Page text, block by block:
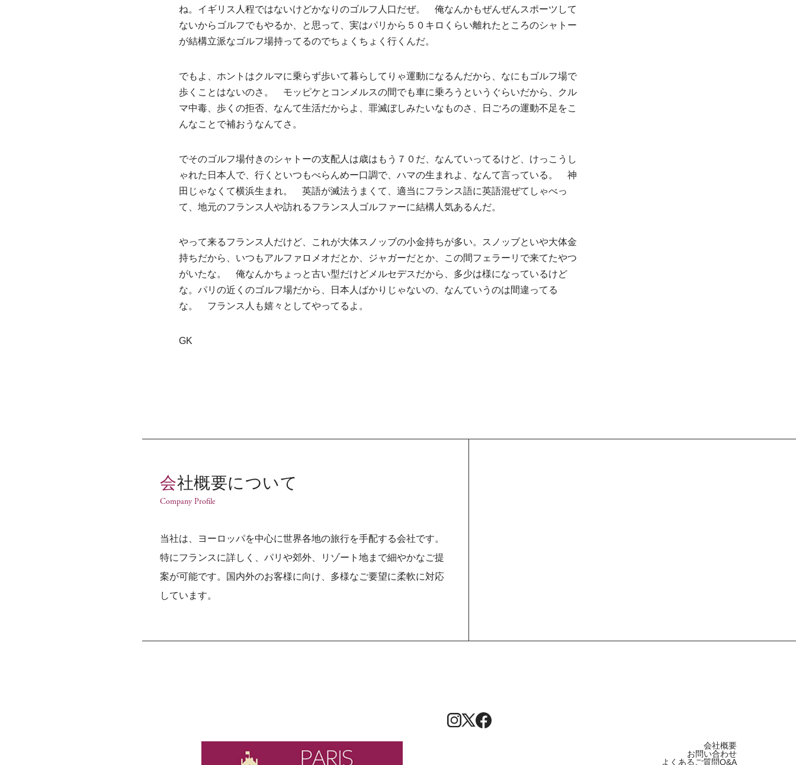
ね。イギリス人程ではないけどかなりのゴルフ人口だぜ。 俺なんかもぜんぜんスポーツして
ないからゴルフでもやるか、と思って、実はパリから５０キロくらい離れたところのシャトー
が結構立派なゴルフ場持ってるのでちょくちょく行くんだ。
でもよ、ホントはクルマに乗らず歩いて暮らしてりゃ運動になるんだから、なにもゴルフ場で
歩くことはないのさ。 モッピケとコンメルスの間でも車に乗ろうというぐらいだから、クル
マ中毒、歩くの拒否、なんて生活だからよ、罪滅ぼしみたいなものさ、日ごろの運動不足をこ
んなことで補おうなんてさ。
でそのゴルフ場付きのシャトーの支配人は歳はもう７０だ、なんていってるけど、けっこうし
ゃれた日本人で、行くといつもべらんめー口調で、ハマの生まれよ、なんて言っている。 神
田じゃなくて横浜生まれ。 英語が滅法うまくて、適当にフランス語に英語混ぜてしゃべっ
て、地元のフランス人や訪れるフランス人ゴルファーに結構人気あるんだ。
やって来るフランス人だけど、これが大体スノッブの小金持ちが多い。スノッブといや大体金
持ちだから、いつもアルファロメオだとか、ジャガーだとか、この間フェラーリで来てたやつ
がいたな。 俺なんかちょっと古い型だけどメルセデスだから、多少は様になっているけど
な。パリの近くのゴルフ場だから、日本人ばかりじゃないの、なんていうのは間違ってる
な。 フランス人も嬉々としてやってるよ。
GK
会社概要について
Company Profile
当社は、ヨーロッパを中心に世界各地の旅行を手配する会社です。
特にフランスに詳しく、パリや郊外、リゾート地まで細やかなご提
案が可能です。国内外のお客様に向け、多様なご要望に柔軟に対応
しています。
会社概要
お問い合わせ
よくあるご質問Q&A